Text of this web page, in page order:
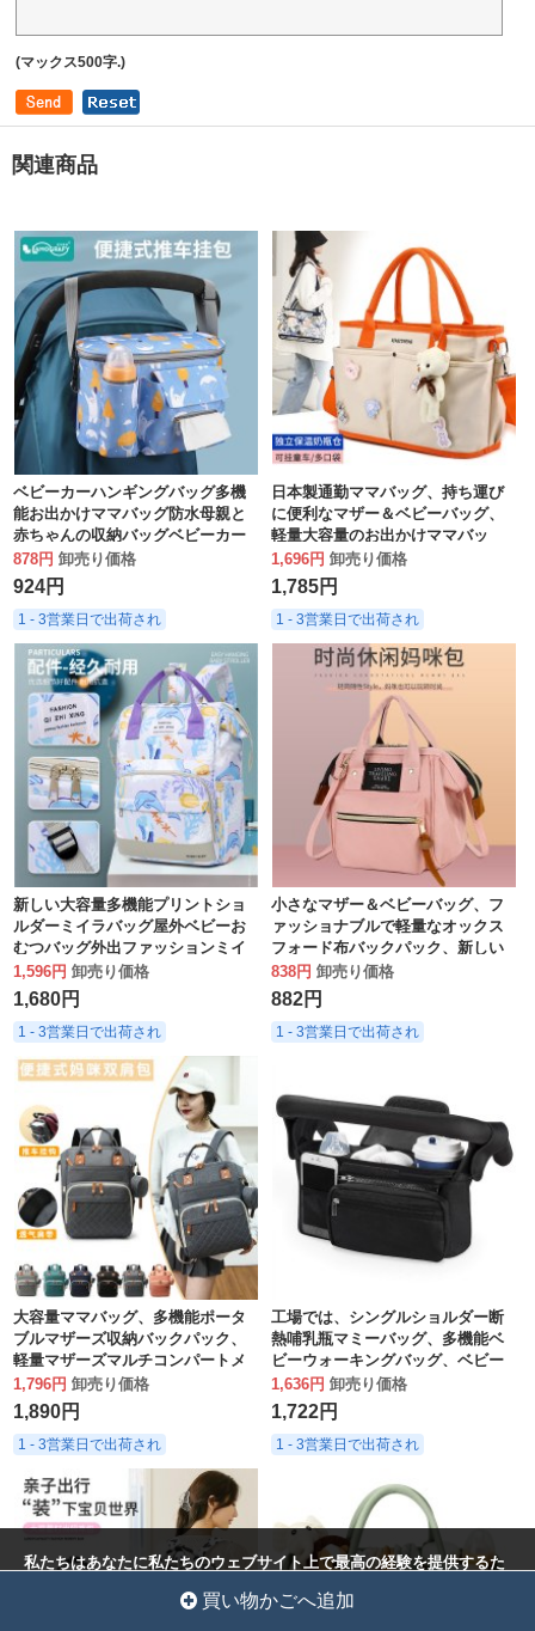
(マックス500字.)
関連商品
ベビーカーハンギングバッグ多機
能お出かけママバッグ防水母親と
赤ちゃんの収納バッグベビーカー
バッグ一般的な標準
878円 卸売り価格
924円
1 - 3営業日で出荷され
日本製通勤ママバッグ、持ち運び
に便利なマザー＆ベビーバッグ、
軽量大容量のお出かけママバッ
グ、レディースキャンバストート
バッグ
1,696円 卸売り価格
1,785円
1 - 3営業日で出荷され
新しい大容量多機能プリントショ
ルダーミイラバッグ屋外ベビーお
むつバッグ外出ファッションミイ
ラバッグ
1,596円 卸売り価格
1,680円
1 - 3営業日で出荷され
小さなマザー＆ベビーバッグ、フ
ァッショナブルで軽量なオックス
フォード布バックパック、新しい
ママバッグ、小さな手持ちバッグ
838円 卸売り価格
882円
1 - 3営業日で出荷され
大容量ママバッグ、多機能ポータ
ブルマザーズ収納バックパック、
軽量マザーズマルチコンパートメ
ントマザー＆ベビーバッグ外出時
1,796円 卸売り価格
1,890円
1 - 3営業日で出荷され
工場では、シングルショルダー断
熱哺乳瓶マミーバッグ、多機能ベ
ビーウォーキングバッグ、ベビー
カー断熱収納バッグを生産してい
ます
1,636円 卸売り価格
1,722円
1 - 3営業日で出荷され
買い物かごへ追加
私たちはあなたに私たちのウェブサイト上で最高の経験を提供するた
クッキー設定